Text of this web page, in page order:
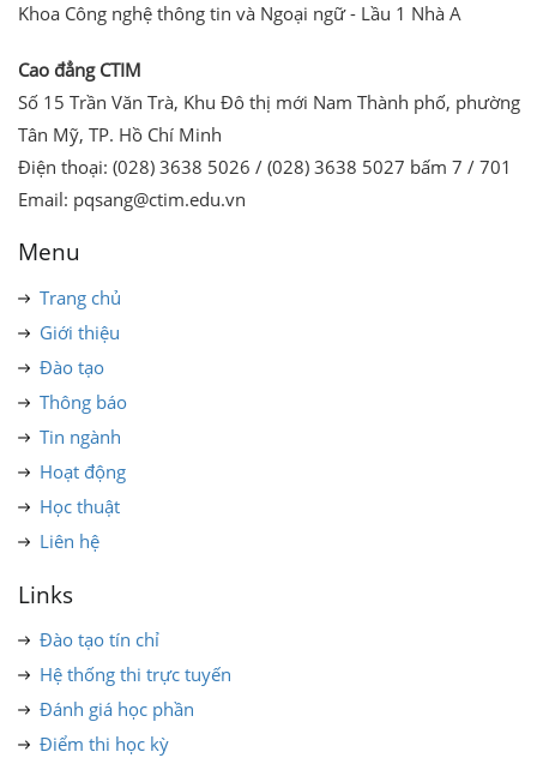
Khoa Công nghệ thông tin và Ngoại ngữ - Lầu 1 Nhà A
Cao đẳng CTIM
Số 15 Trần Văn Trà, Khu Đô thị mới Nam Thành phố, phường
Tân Mỹ, TP. Hồ Chí Minh
Điện thoại: (028) 3638 5026 / (028) 3638 5027 bấm 7 / 701
Email: pqsang@ctim.edu.vn
Menu
Trang chủ
Giới thiệu
Đào tạo
Thông báo
Tin ngành
Hoạt động
Học thuật
Liên hệ
Links
Đào tạo tín chỉ
Hệ thống thi trực tuyến
Đánh giá học phần
Điểm thi học kỳ